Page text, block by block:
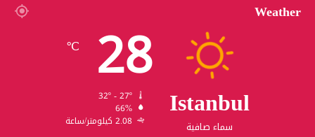
Weather
Istanbul
سماء صافية
28
℃
66%
2.08 كيلومتر/ساعة